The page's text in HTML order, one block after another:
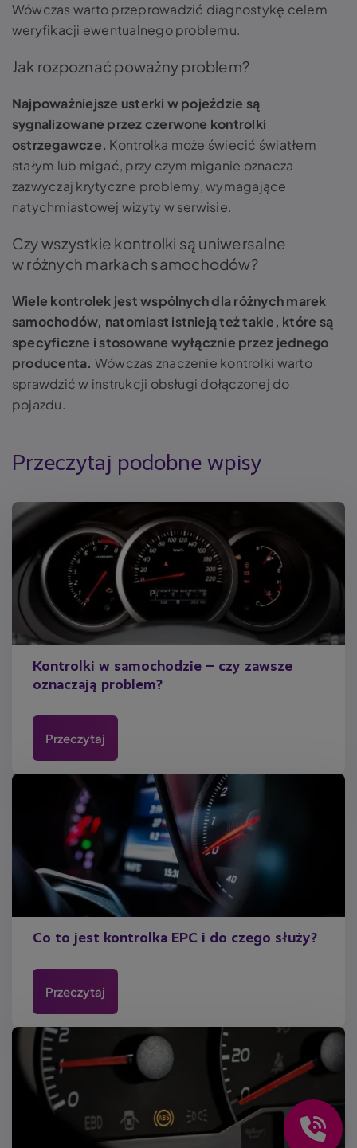
Wówczas warto przeprowadzić diagnostykę celem
weryfikacji ewentualnego problemu.
Jak rozpoznać poważny problem?
Najpoważniejsze usterki w pojeździe są
sygnalizowane przez czerwone kontrolki
ostrzegawcze. Kontrolka może świecić światłem
stałym lub migać, przy czym miganie oznacza
zazwyczaj krytyczne problemy, wymagające
natychmiastowej wizyty w serwisie.
Czy wszystkie kontrolki są uniwersalne
w różnych markach samochodów?
Wiele kontrolek jest wspólnych dla różnych marek
samochodów, natomiast istnieją też takie, które są
specyficzne i stosowane wyłącznie przez jednego
producenta. Wówczas znaczenie kontrolki warto
sprawdzić w instrukcji obsługi dołączonej do
pojazdu.
Przeczytaj podobne wpisy
Kontrolki w samochodzie – czy zawsze
oznaczają problem?
Przeczytaj
Co to jest kontrolka EPC i do czego służy?
Przeczytaj